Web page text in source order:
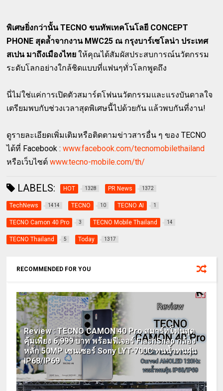
พิเศษยิ่งกว่านั้น TECNO ขนทัพเทคโนโลยี CONCEPT
PHONE สุดล้ำจากงาน MWC25 ณ กรุงบาร์เซโลน่า ประเทศ
สเปน มาถึงเมืองไทย ให้คุณได้สัมผัสประสบการณ์นวัตกรรม
ระดับโลกอย่างใกล้ชิดแบบที่แฟนๆทั่วโลกพูดถึง
นี่ไม่ใช่แค่การเปิดตัวสมาร์ตโฟนนวัตกรรมและแรงบันดาลใจ
เตรียมพบกับช่วงเวลาสุดพิเศษนี้ไปด้วยกัน แล้วพบกันที่งาน!
ดูรายละเอียดเพิ่มเติมหรือติดตามข่าวสารอื่น ๆ ของ TECNO
ได้ที่ Facebook :www.facebook.com/tecnomobilethailand
หรือเว็บไซต์www.tecno-mobile.com/th/
LABELS: HOT 1328 PR News 1372
TechNews 1414 TECNO 10 TECNO AI 1
TECNO Camon 40 Pro 3 TECNO Mobile Thailand 14
TECNO Thailand 5 Today 1317
RECOMMENDED FOR YOU
Review : TECNO CAMON 40 Pro สมาร์ทโฟนสุด
คุ้มเพียง 6,999 บาท พร้อมฟีเจอร์ FlashSnap กล้อง
หลัก 50MP เซนเซอร์ Sony LYT-700C ทนน้ำทนฝุ่น
IP68/IP69